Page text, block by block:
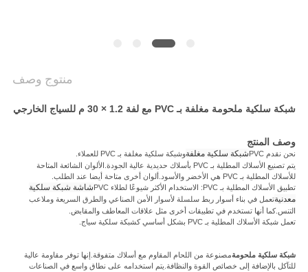
منتوج وصف
شبكة سلكية ملحومة مغلفة بـ PVC مع لفة 1.2 × 30 م للسياج الخارجي
وصف المنتج
نحن نقدم PVC شبكة سلكية مغلفةوشبكة سلكية مغلفة بـ PVC للعملاء.
يتم تصنيع الأسلاك المطلية بـ PVC بأسلاك حديدية عالية الجودة.الألوان الشائعة المتاحة
للأسلاك المطلية بـ PVC هي الأخضر والأسود.ألوان أخرى متاحة أيضا عند الطلب.
تطبيق الأسلاك المطلية بـ PVC: الاستخدام الأكثر شيوعًا لطلاء PVC
شاشة شبكة سلكية
معدنيةتعمل في بناء أسوار ربط سلسلة لأسوار الأمن الصناعي والطرق السريعة وملاعب
التنس.كما أنها تستخدم في تطبيقات أخرى مثل علاقات المعاطف والمقابض.
تعمل شبكة الأسلاك المطلية بـ PVC بشكل أساسي كشبكة سلكية سياج.
شبكة سلكية ملحومةمصنوعة من اللحام المقاوم مع أسلاك متفوقة.إنها توفر مقاومة عالية
للتآكل بالإضافة إلى خصائص القوة والنظافة.يتم استخدامه على نطاق واسع في الصناعات